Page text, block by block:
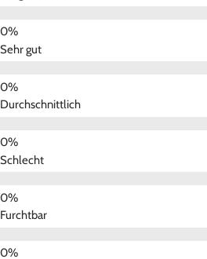
Sehr gut
Durchschnittlich
Schlecht
Furchtbar